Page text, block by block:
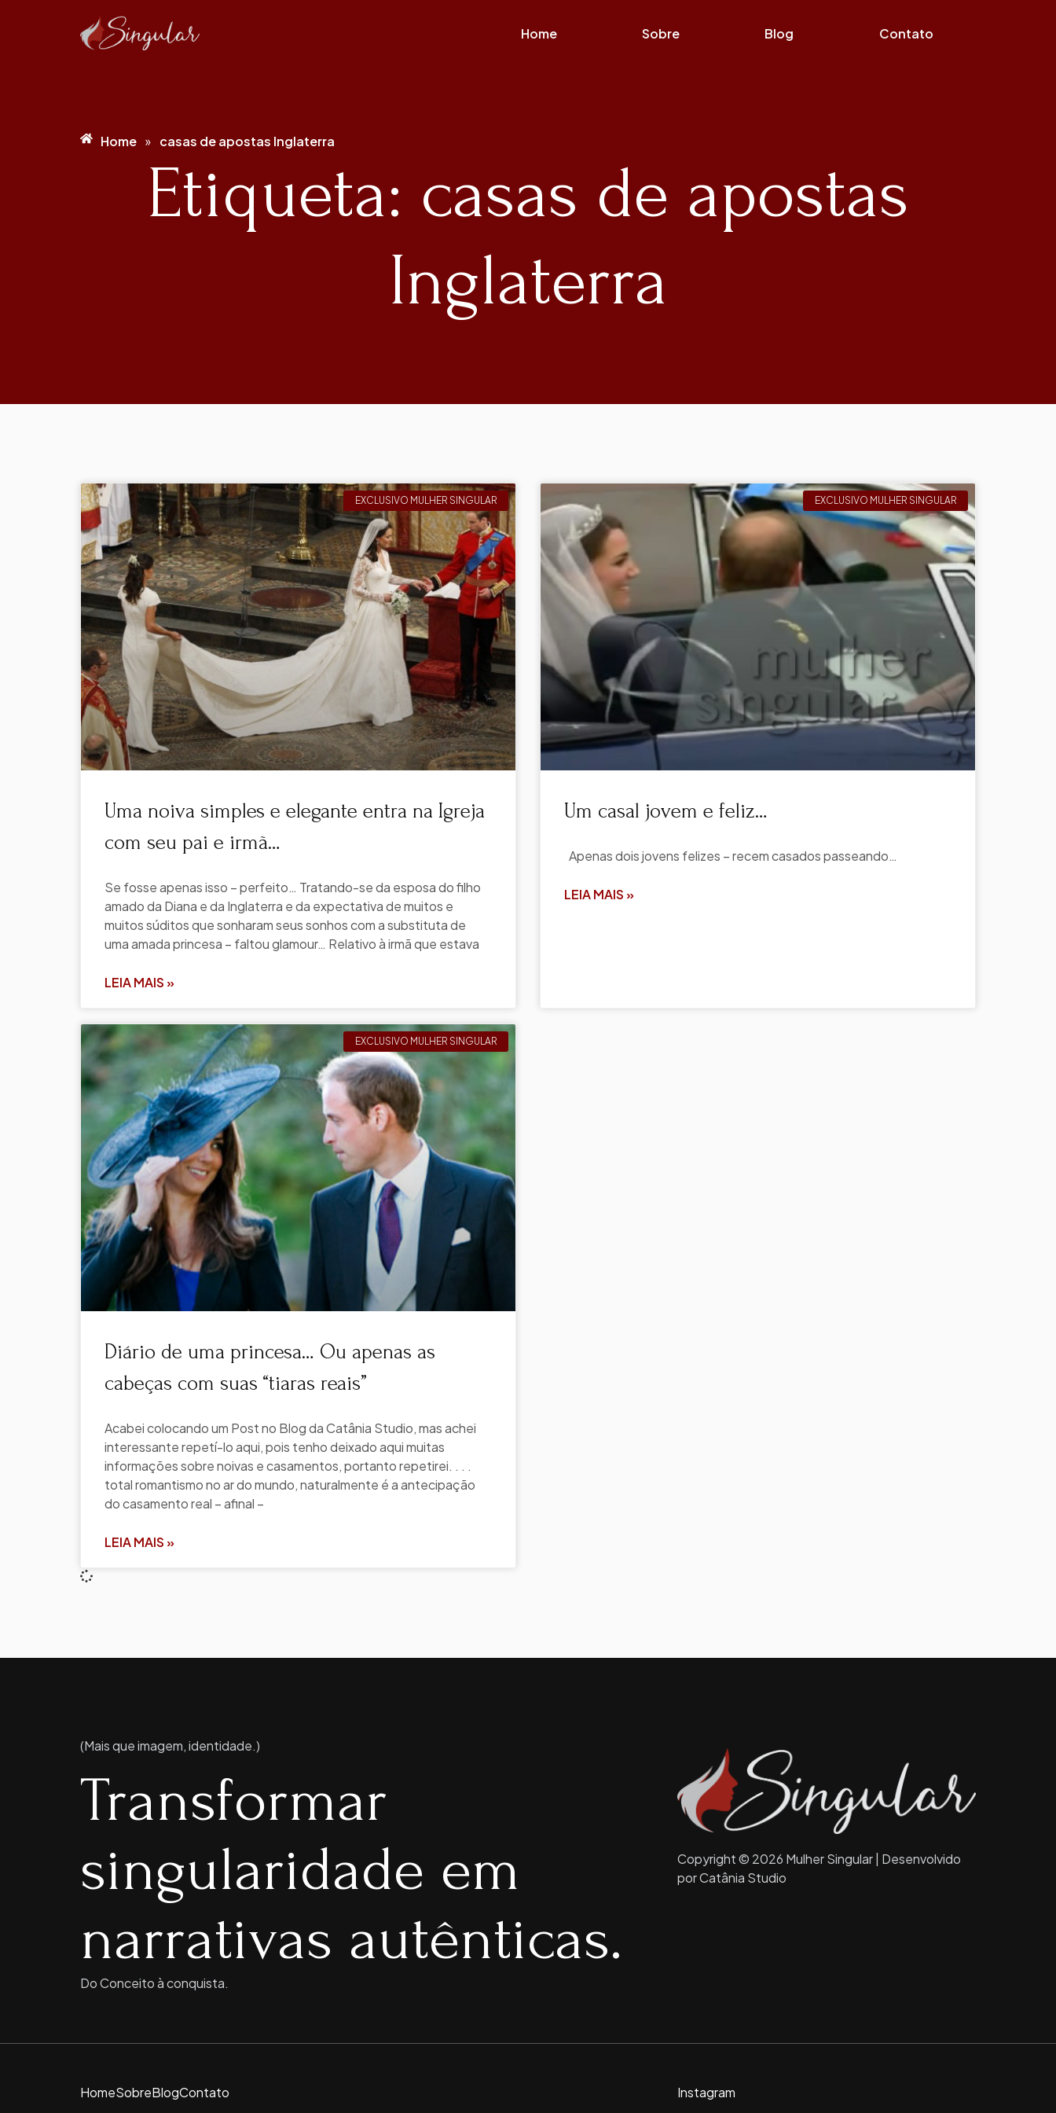
Home Sobre Blog Contato
Home » casas de apostas Inglaterra
Etiqueta: casas de apostas
Inglaterra
EXCLUSIVO MULHER SINGULAR
Uma noiva simples e elegante entra na Igreja
com seu pai e irmã…
Se fosse apenas isso – perfeito… Tratando-se da esposa do filho
amado da Diana e da Inglaterra e da expectativa de muitos e
muitos súditos que sonharam seus sonhos com a substituta de
uma amada princesa – faltou glamour… Relativo à irmã que estava
LEIA MAIS »
EXCLUSIVO MULHER SINGULAR
Um casal jovem e feliz…
Apenas dois jovens felizes – recem casados passeando…
LEIA MAIS »
EXCLUSIVO MULHER SINGULAR
Diário de uma princesa… Ou apenas as
cabeças com suas “tiaras reais”
Acabei colocando um Post no Blog da Catânia Studio, mas achei
interessante repetí-lo aqui, pois tenho deixado aqui muitas
informações sobre noivas e casamentos, portanto repetirei. . . .
total romantismo no ar do mundo, naturalmente é a antecipação
do casamento real – afinal –
LEIA MAIS »
(Mais que imagem, identidade.)
Transformar
singularidade em
narrativas autênticas.
Do Conceito à conquista.
Copyright © 2026 Mulher Singular | Desenvolvido
por Catânia Studio
HomeSobreBlogContato Instagram